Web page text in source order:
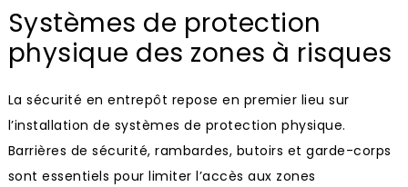
Systèmes de protection
physique des zones à risques
La sécurité en entrepôt repose en premier lieu sur
l’installation de systèmes de protection physique.
Barrières de sécurité, rambardes, butoirs et garde-corps
sont essentiels pour limiter l’accès aux zones